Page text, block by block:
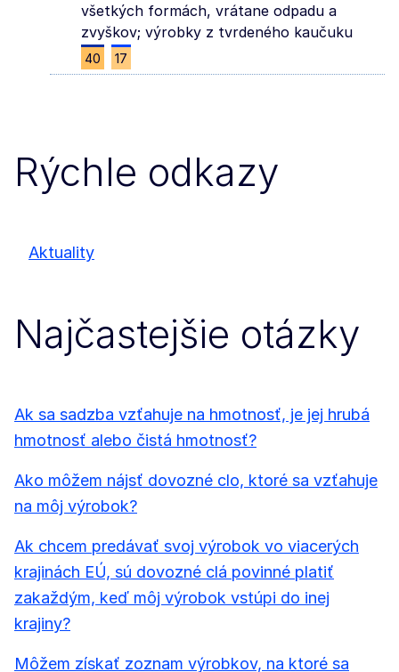
všetkých formách, vrátane odpadu a
zvyškov; výrobky z tvrdeného kaučuku
40 17
Rýchle odkazy
Aktuality
Najčastejšie otázky
Ak sa sadzba vzťahuje na hmotnosť, je jej hrubá
hmotnosť alebo čistá hmotnosť?
Ako môžem nájsť dovozné clo, ktoré sa vzťahuje
na môj výrobok?
Ak chcem predávať svoj výrobok vo viacerých
krajinách EÚ, sú dovozné clá povinné platiť
zakaždým, keď môj výrobok vstúpi do inej
krajiny?
Môžem získať zoznam výrobkov, na ktoré sa